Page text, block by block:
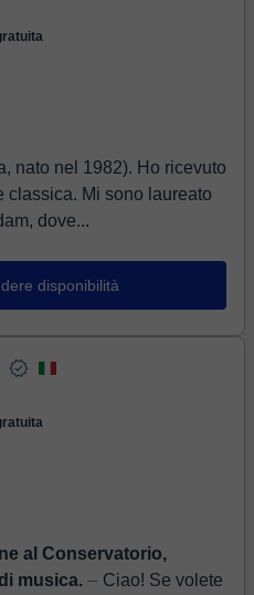
classica. Mi sono laureato
dove...
disponibilità
al Conservatorio,
musica. ⏤ Ciao! Se volete